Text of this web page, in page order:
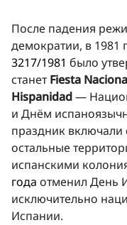
После падения
демократии, в 1981
3217/1981 было
станетFiesta
Hispanidad—
и Днём
праздник
остальные
испанскими
года отменил День
исключительно
Испании.